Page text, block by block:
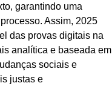
garantindo uma
Assim, 2025
das provas digitais na
analítica e baseada em
sociais e
justas e